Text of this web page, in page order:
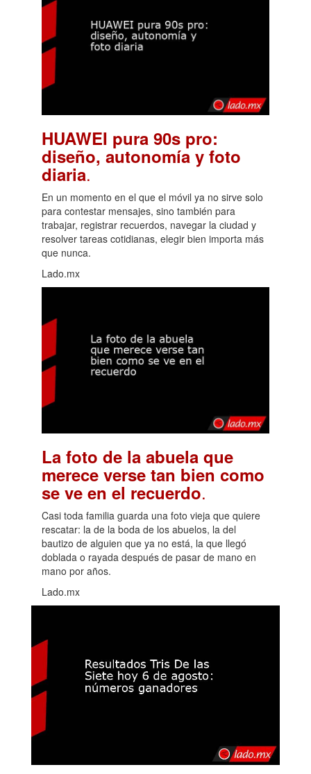
HUAWEI pura 90s pro:
diseño, autonomía y foto
diaria.
En un momento en el que el móvil ya no sirve solo
para contestar mensajes, sino también para
trabajar, registrar recuerdos, navegar la ciudad y
resolver tareas cotidianas, elegir bien importa más
que nunca.
Lado.mx
La foto de la abuela que
merece verse tan bien como
se ve en el recuerdo.
Casi toda familia guarda una foto vieja que quiere
rescatar: la de la boda de los abuelos, la del
bautizo de alguien que ya no está, la que llegó
doblada o rayada después de pasar de mano en
mano por años.
Lado.mx